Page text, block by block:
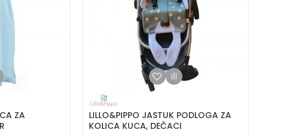
ZA
LILLO&PIPPO JASTUK PODLOGA ZA
KOLICA KUCA, DEČACI